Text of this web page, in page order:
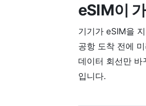
eSIM이
기기가 eSIM을
공항 도착 전에
데이터 회선만 바
입니다.